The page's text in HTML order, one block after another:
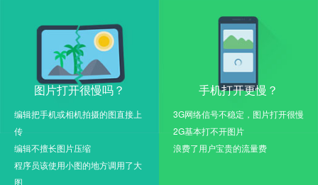
图片打开很慢吗？
编辑把手机或相机拍摄的图直接上
传
编辑不擅长图片压缩
程序员该使用小图的地方调用了大
图
手机打开更慢？
3G网络信号不稳定，图片打开很慢
2G基本打不开图片
浪费了用户宝贵的流量费